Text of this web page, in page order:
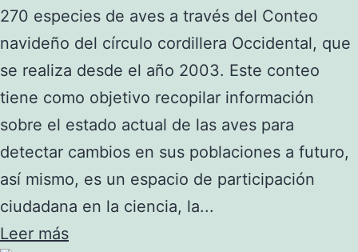
270 especies de aves a través del Conteo
navideño del círculo cordillera Occidental, que
se realiza desde el año 2003. Este conteo
tiene como objetivo recopilar información
sobre el estado actual de las aves para
detectar cambios en sus poblaciones a futuro,
así mismo, es un espacio de participación
ciudadana en la ciencia, la...
Leer más